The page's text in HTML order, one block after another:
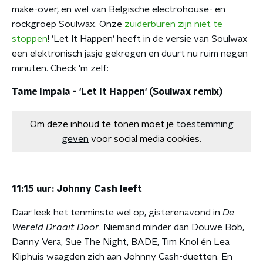
make-over, en wel van Belgische electrohouse- en
rockgroep Soulwax. Onze zuiderburen zijn niet te
stoppen! 'Let It Happen' heeft in de versie van Soulwax
een elektronisch jasje gekregen en duurt nu ruim negen
minuten. Check 'm zelf:
Tame Impala - 'Let It Happen' (Soulwax remix)
Om deze inhoud te tonen moet je toestemming
geven voor social media cookies.
11:15 uur: Johnny Cash leeft
Daar leek het tenminste wel op, gisterenavond in De
Wereld Draait Door. Niemand minder dan Douwe Bob,
Danny Vera, Sue The Night, BADE, Tim Knol én Lea
Kliphuis waagden zich aan Johnny Cash-duetten. En